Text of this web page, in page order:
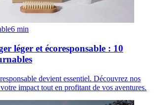
6 min
léger et écoresponsable : 10
devient essentiel. Découvrez nos
impact tout en profitant de vos aventures.